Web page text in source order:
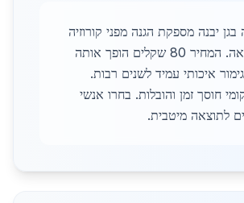
יבנה מספקת הגנה מפני קורוזיה
ומשפרת מראה. המחיר 80 שקלים הופך אותה
איכותי עמיד לשנים רבות.
חוסך זמן והובלות. בחרו אנשי
לתוצאה מיטבית.